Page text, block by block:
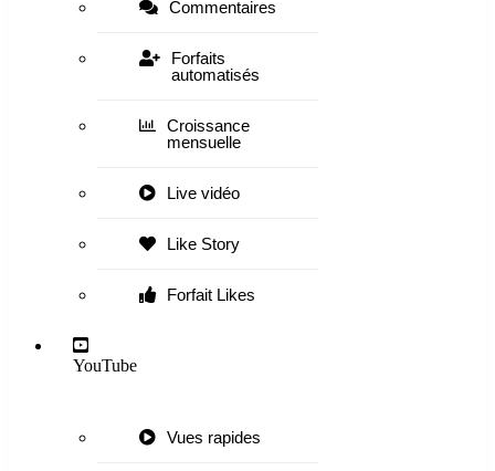
Commentaires
Forfaits
automatisés
Croissance
mensuelle
Live vidéo
Like Story
Forfait Likes
YouTube
Vues rapides